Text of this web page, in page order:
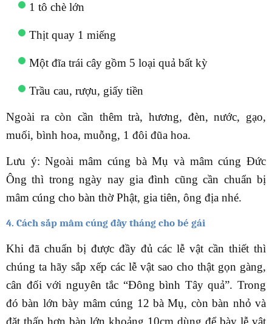
1 tô chè lớn
Thịt quay 1 miếng
Một đĩa trái cây gồm 5 loại quả bất kỳ
Trầu cau, rượu, giấy tiền
Ngoài ra còn cần thêm trà, hương, đèn, nước, gạo,
muối, bình hoa, muỗng, 1 đôi đũa hoa.
Lưu ý: Ngoài mâm cúng bà Mụ và mâm cúng Đức
Ông thì trong ngày nay gia đình cũng cần chuẩn bị
mâm cúng cho bàn thờ Phật, gia tiên, ông địa nhé.
4. Cách sắp mâm cúng đầy tháng cho bé gái
Khi đã chuẩn bị được đầy đủ các lễ vật cần thiết thì
chúng ta hãy sắp xếp các lễ vật sao cho thật gọn gàng,
cân đối với nguyên tắc “Đông bình Tây quả”. Trong
đó bàn lớn bày mâm cúng 12 bà Mụ, còn bàn nhỏ và